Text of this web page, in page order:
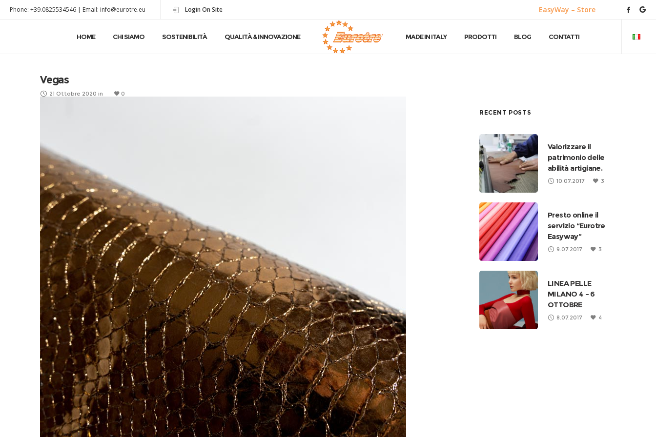
Phone: +39.0825534546 | Email: info@eurotre.eu Login On Site EasyWay – Store
HOME CHI SIAMO SOSTENIBILITÀ QUALITÀ & INNOVAZIONE MADE IN ITALY PRODOTTI BLOG CONTATTI
Vegas
21 Ottobre 2020 in 0
RECENT POSTS
Valorizzare il
patrimonio delle
abilità artigiane.
10.07.2017 3
Presto online il
servizio “Eurotre
Easyway”
9.07.2017 3
LINEA PELLE
MILANO 4 – 6
OTTOBRE
8.07.2017 4